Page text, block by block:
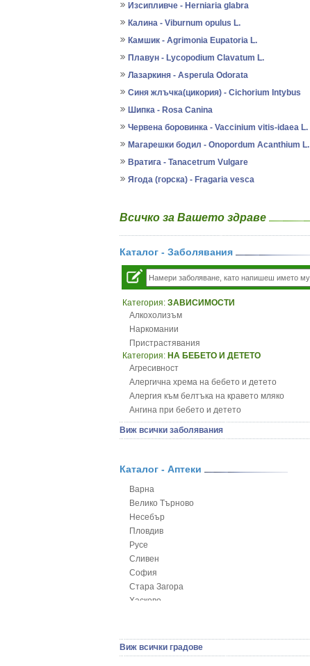
Изсипливче - Herniaria glabra
Калина - Viburnum opulus L.
Камшик - Agrimonia Eupatoria L.
Плавун - Lycopodium Clavatum L.
Лазаркиня - Asperula Odorata
Синя жлъчка(цикория) - Cichorium Intybus
Шипка - Rosa Canina
Червена боровинка - Vaccinium vitis-idaea L.
Магарешки бодил - Onopordum Acanthium L.
Вратига - Tanacetrum Vulgare
Ягода (горска) - Fragaria vesca
Всичко за Вашето здраве
Каталог - Заболявания
Категория: ЗАВИСИМОСТИ
Алкохолизъм
Наркомании
Пристрастявания
Категория: НА БЕБЕТО И ДЕТЕТО
Агресивност
Алергична хрема на бебето и детето
Алергия към белтъка на кравето мляко
Ангина при бебето и детето
Анемия при бебето и детето
Апетит - пълни деца
Безапетитие при бебето и детето
Бронхит и пневмония при деца
Варицела
Висока температура на бебето и детето
Възпаление на ушите на бебето и детето
Глисти
Грижа за пъпа на новороденото
Грип при бебето и детето
Гърч
Детски диабет
Виж всички заболявания
Каталог - Аптеки
Варна
Велико Търново
Несебър
Пловдив
Русе
Сливен
София
Стара Загора
Хасково
Виж всички градове